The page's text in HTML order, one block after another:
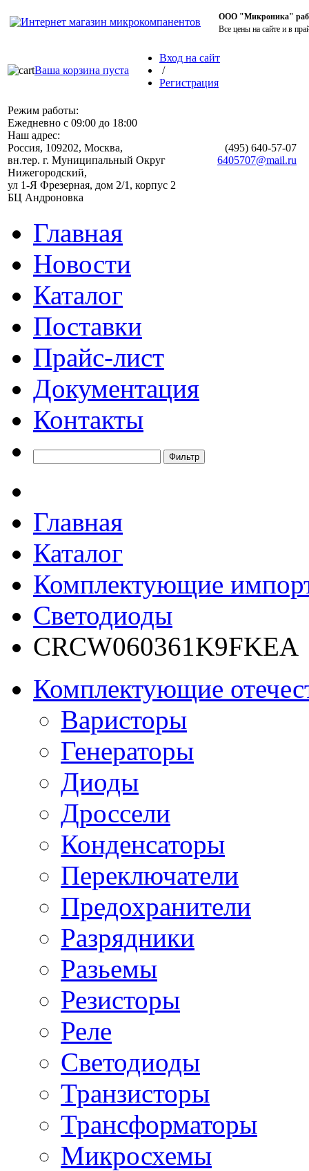
ООО "Микроника"
Все цены на сайте и в
Ваша корзина пуста
Вход на сайт
/
Регистрация
Режим работы:
Ежедневно с 09:00 до 18:00
Наш адрес:
Россия, 109202, Москва,
вн.тер. г. Муниципальный Округ
Нижегородский,
ул 1-Я Фрезерная, дом 2/1, корпус 2
БЦ Андроновка
(495) 640-57-07
6405707@mail.ru
Главная
Новости
Каталог
Поставки
Прайс-лист
Документация
Контакты
Главная
Каталог
Комплектующие
Светодиоды
CRCW060361K9FKEA
Комплектующие
Варисторы
Генераторы
Диоды
Дроссели
Конденсаторы
Переключатели
Предохранители
Разрядники
Разьемы
Резисторы
Реле
Светодиоды
Транзисторы
Трансформаторы
Микросхемы